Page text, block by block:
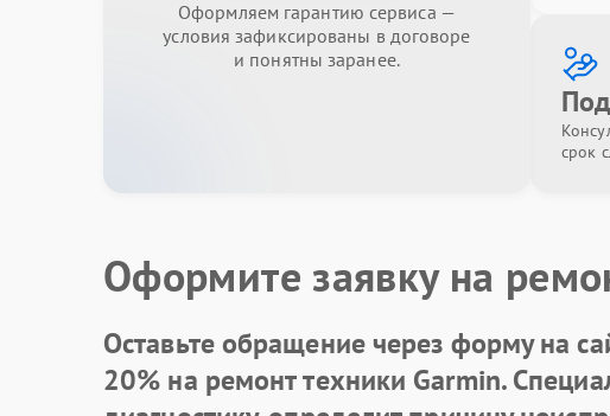
Оформляем гарантию сервиса —
условия зафиксированы в договоре
и понятны заранее.
срок
Оформите заявку на
Оставьте обращение через форму на
20% на ремонт техники Garmin.